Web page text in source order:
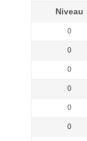
Niveau
0
0
0
0
0
0